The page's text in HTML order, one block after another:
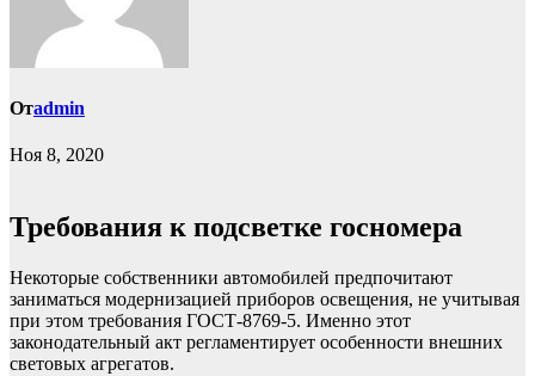
Отadmin
Ноя 8, 2020
Требования к подсветке госномера
Некоторые собственники автомобилей предпочитают
заниматься модернизацией приборов освещения, не учитывая
при этом требования ГОСТ-8769-5. Именно этот
законодательный акт регламентирует особенности внешних
световых агрегатов.